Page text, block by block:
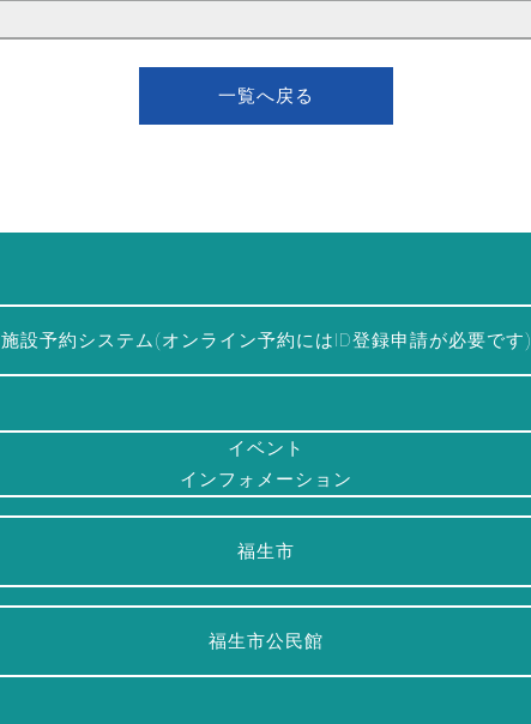
一覧へ戻る
施設予約システム(オンライン予約にはID登録申請が必要です)
イベント
インフォメーション
福生市
福生市公民館